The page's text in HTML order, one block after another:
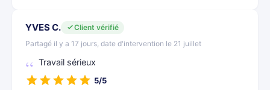
YVES C.
Client vérifié
Partagé il y a 17 jours, date d'intervention le 21 juillet
Travail sérieux
5/5